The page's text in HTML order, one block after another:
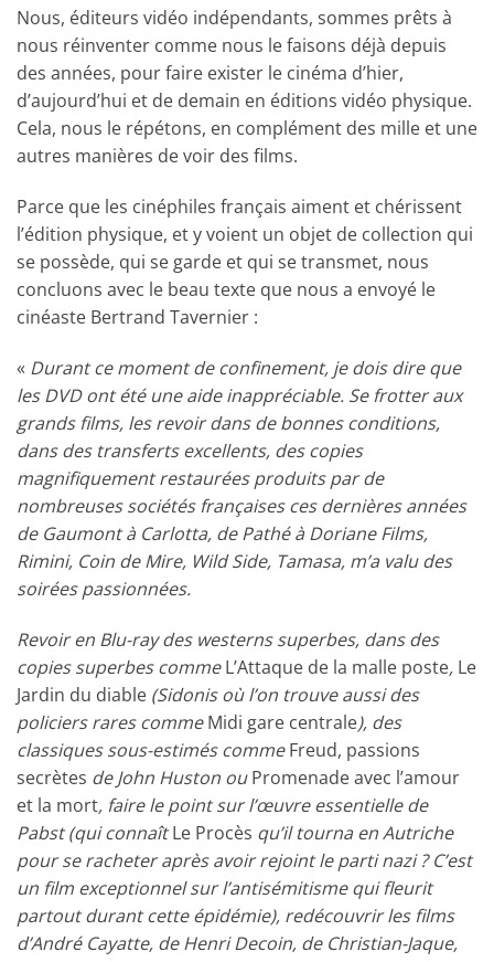
Nous, éditeurs vidéo indépendants, sommes prêts à
nous réinventer comme nous le faisons déjà depuis
des années, pour faire exister le cinéma d’hier,
d’aujourd’hui et de demain en éditions vidéo physique.
Cela, nous le répétons, en complément des mille et une
autres manières de voir des films.
Parce que les cinéphiles français aiment et chérissent
l’édition physique, et y voient un objet de collection qui
se possède, qui se garde et qui se transmet, nous
concluons avec le beau texte que nous a envoyé le
cinéaste Bertrand Tavernier :
« Durant ce moment de confinement, je dois dire que
les DVD ont été une aide inappréciable. Se frotter aux
grands films, les revoir dans de bonnes conditions,
dans des transferts excellents, des copies
magnifiquement restaurées produits par de
nombreuses sociétés françaises ces dernières années
de Gaumont à Carlotta, de Pathé à Doriane Films,
Rimini, Coin de Mire, Wild Side, Tamasa, m’a valu des
soirées passionnées.
Revoir en Blu-ray des westerns superbes, dans des
copies superbes commeL’Attaque de la malle poste, Le
Jardin du diable (Sidonis où l’on trouve aussi des
policiers rares commeMidi gare centrale), des
classiques sous-estimés commeFreud, passions
secrètes de John Huston ouPromenade avec l’amour
et la mort, faire le point sur l’œuvre essentielle de
Pabst (qui connaîtLe Procès qu’il tourna en Autriche
pour se racheter après avoir rejoint le parti nazi ? C’est
un film exceptionnel sur l’antisémitisme qui fleurit
partout durant cette épidémie), redécouvrir les films
d’André Cayatte, de Henri Decoin, de Christian-Jaque,